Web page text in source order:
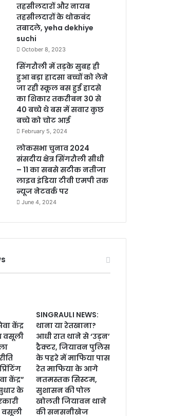
तहसीलदारों और नायब
तहसीलदारों के थोकबंद
तबादले, yeha dekhiye
suchi
October 8, 2023
सिंगरौली में तड़के सुबह ही
हुआ बड़ा हादसा बच्चों को लेने
जा रही स्कूल बस हुई हादसे
का शिकार तकरीबन 30 से
40 बच्चे थे बस में सवार कुछ
बच्चे को चोट आई
February 5, 2024
लोकसभा चुनाव 2024
संसदीय क्षेत्र सिंगरौली सीधी
– 11 का सबसे सटीक नतीजा
लाइव इंडिया टीवी एमपी तक
न्यूज नेटवर्क पर
June 4, 2024
केंद्र
वसूली
केंद्र”
के
SINGRAULI NEWS:
थाना या रेतखाना?
आधी रात थाने से ‘उड़न’
ट्रैक्टर, जियावन पुलिस
के पहरे में माफिया पास
रेत माफिया के आगे
नतमस्तक सिस्टम,
सुशासन की पोल
खोलती जियावन थाने
की सनसनीखेज